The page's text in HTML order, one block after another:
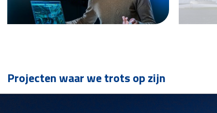
Projecten waar we trots op zijn